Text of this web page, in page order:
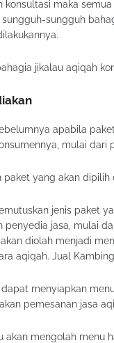
maka
sungguh
jikalau aqiqah
apabila
mulai
paket yang akan
jenis paket
penyedia jasa, mulai
diolah menjadi
aqiqah. Jual
menyiapkan
pemesanan jasa
akan mengolah